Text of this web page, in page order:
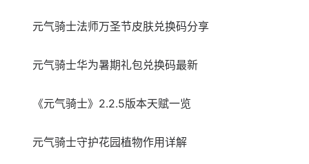
元气骑士法师万圣节皮肤兑换码分享
元气骑士华为暑期礼包兑换码最新
《元气骑士》2.2.5版本天赋一览
元气骑士守护花园植物作用详解